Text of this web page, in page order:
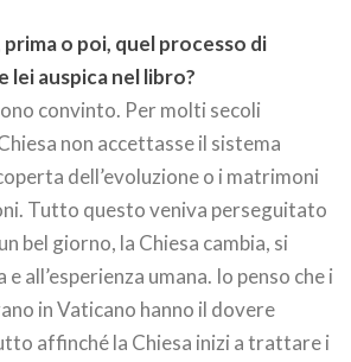
prima o poi, quel processo di
lei auspica nel libro?
convinto. Per molti secoli
non accettasse il sistema
dell’evoluzione o i matrimoni
Tutto questo veniva perseguitato
bel giorno, la Chiesa cambia, si
e all’esperienza umana. Io penso che i
in Vaticano hanno il dovere
affinché la Chiesa inizi a trattare i